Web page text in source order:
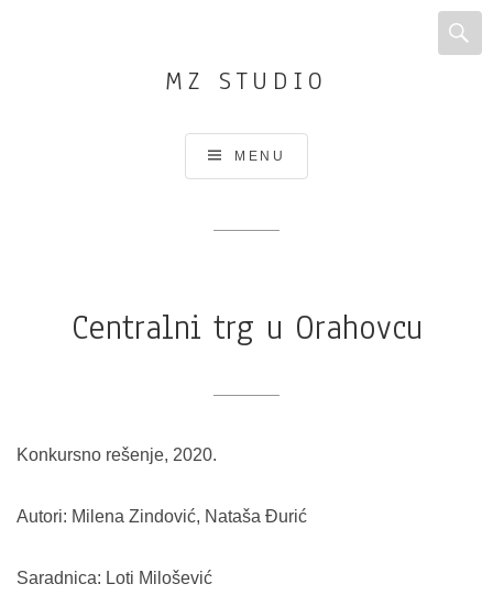
MZ STUDIO
MENU
Centralni trg u Orahovcu
Konkursno rešenje, 2020.
Autori: Milena Zindović, Nataša Đurić
Saradnica: Loti Milošević